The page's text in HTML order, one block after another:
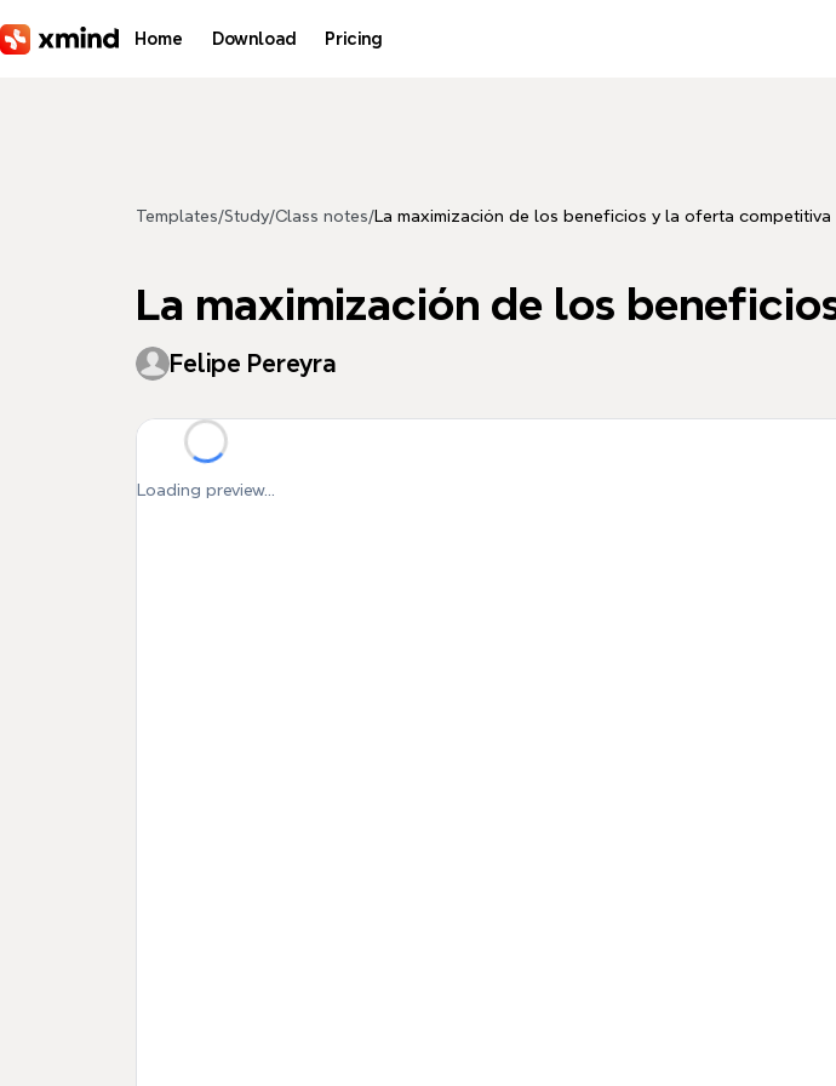
Home Download Pricing
Templates/Study/Class notes/La maximización de los beneficios y la oferta competitiva
La maximización de los
Felipe Pereyra
Loading preview...